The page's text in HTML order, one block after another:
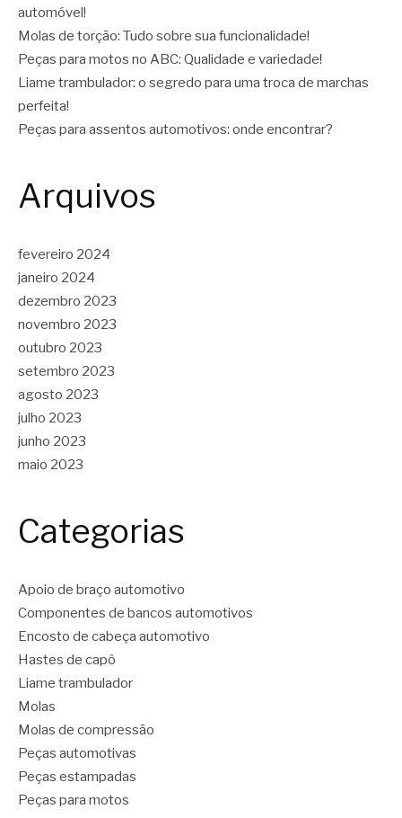
automóvel!
Molas de torção: Tudo sobre sua funcionalidade!
Peças para motos no ABC: Qualidade e variedade!
Liame trambulador: o segredo para uma troca de marchas
perfeita!
Peças para assentos automotivos: onde encontrar?
Arquivos
fevereiro 2024
janeiro 2024
dezembro 2023
novembro 2023
outubro 2023
setembro 2023
agosto 2023
julho 2023
junho 2023
maio 2023
Categorias
Apoio de braço automotivo
Componentes de bancos automotivos
Encosto de cabeça automotivo
Hastes de capô
Liame trambulador
Molas
Molas de compressão
Peças automotivas
Peças estampadas
Peças para motos